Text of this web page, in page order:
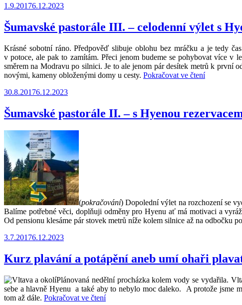
Publikováno
1.9.20176.12.2023
Šumavské pastorále III. – celodenní výlet s
Krásné sobotní ráno. Předpověď slibuje oblohu bez mráčku a je tedy
v potoce, ale pak to zamítám. Přeci jenom budeme se pohybovat více v
směrem na Modravu po silnici. Je to ale jenom pár desítek metrů k první
novými, kameny obloženými domy u cesty. Pokračovat ve čtení„Šumavské
celodenní
výlet
Publikováno
30.8.20176.12.2023
Šumavské pastorále II. – s Hyenou
(pokračování) Dopolední výlet na rozchození se
Balíme potřebné věci, doplňuji odměny pro Hyenu ať má motivaci a
Od pensionu klesáme pár stovek metrů níže kolem silnice až na odbočku
Publikováno
3.7.20176.12.2023
Kurz plavání a potápění aneb umí ohaři
Plánovaná nedělní procházka kolem vody se vydařila.
sebe a hlavně Hyenu a také aby to nebylo moc daleko. A protože jsme
tom až dále. Pokračovat ve čtení„Kurz